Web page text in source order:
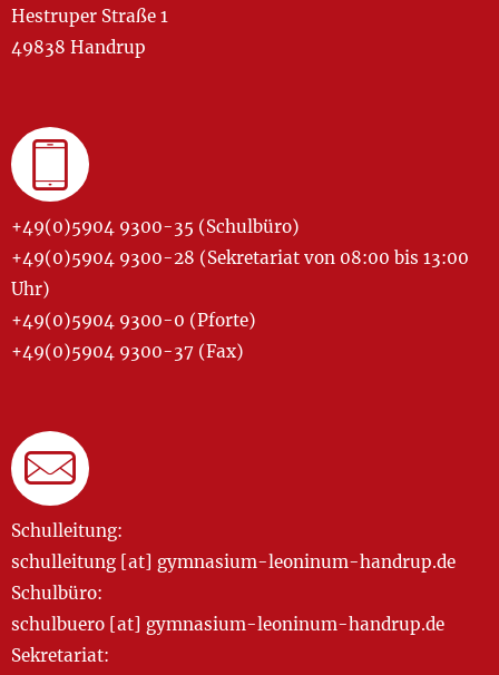
Hestruper Straße 1
49838 Handrup
+49(0)5904 9300-35 (Schulbüro)
+49(0)5904 9300-28 (Sekretariat von 08:00 bis 13:00
Uhr)
+49(0)5904 9300-0 (Pforte)
+49(0)5904 9300-37 (Fax)
Schulleitung:
schulleitung [at] gymnasium-leoninum-handrup.de
Schulbüro:
schulbuero [at] gymnasium-leoninum-handrup.de
Sekretariat: